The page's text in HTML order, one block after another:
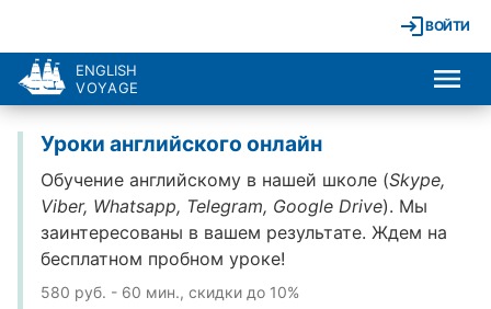
ВОЙТИ
ENGLISH
VOYAGE
Уроки английского онлайн
Обучение английскому в нашей школе (Skype,
Viber, Whatsapp, Telegram, Google Drive). Мы
заинтересованы в вашем результате. Ждем на
бесплатном пробном уроке!
580 руб. - 60 мин., скидки до 10%